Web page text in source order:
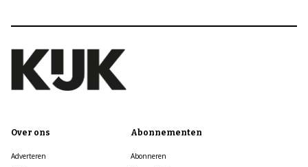
Over ons
Adverteren
Abonnementen
Abonneren